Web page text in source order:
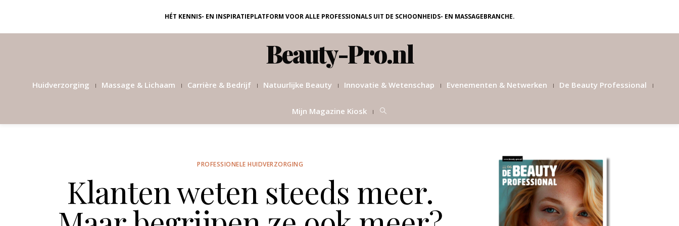
HÉT KENNIS- EN INSPIRATIEPLATFORM VOOR ALLE PROFESSIONALS UIT DE SCHOONHEIDS- EN MASSAGEBRANCHE.
Beauty-Pro.nl
Huidverzorging Massage & Lichaam Carrière & Bedrijf Natuurlijke Beauty Innovatie & Wetenschap Evenementen & Netwerken De Beauty Professional
Mijn Magazine Kiosk
PROFESSIONELE HUIDVERZORGING
Klanten weten steeds meer.